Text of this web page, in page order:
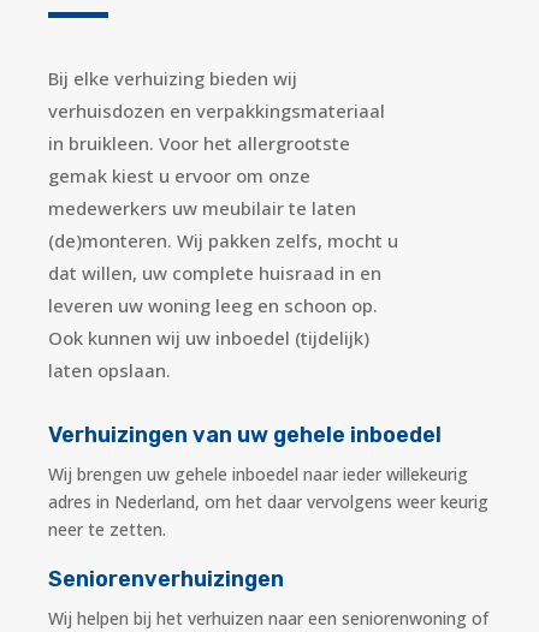
Bij elke verhuizing bieden wij
verhuisdozen en verpakkingsmateriaal
in bruikleen. Voor het allergrootste
gemak kiest u ervoor om onze
medewerkers uw meubilair te laten
(de)monteren. Wij pakken zelfs, mocht u
dat willen, uw complete huisraad in en
leveren uw woning leeg en schoon op.
Ook kunnen wij uw inboedel (tijdelijk)
laten opslaan.
Verhuizingen van uw gehele inboedel
Wij brengen uw gehele inboedel naar ieder willekeurig
adres in Nederland, om het daar vervolgens weer keurig
neer te zetten.
Seniorenverhuizingen
Wij helpen bij het verhuizen naar een seniorenwoning of